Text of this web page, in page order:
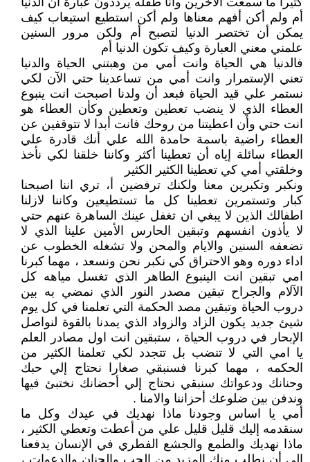
أم ولم أكن أفهم معناها ولم أكن استطيع استيعاب كيف
يمكن أن تختصر الدنيا لتصبح أم ولكن مرور السنين
علمني معني العبارة وكيف تكون الدنيا أم
فالدنيا هي الحياة وانت أمي من وهبتني الحياة والدنيا
تعني الإستمرار وانت أمي من تساعدينا حتي الآن لكي
نستمر علي قيد الحياة فبعد أن ولدنا اصبحت انت ينبوع
العطاء الذي لا ينضب تعطين وتعطين وكأن العطاء هو
انت حتي وأن اعطيتنا من روحك فانت أبدا لا تتوقفين عن
العطاء راضية باسمة حامدة الله علي أنك قادرة علي
العطاء سائلة إياه أن تعطينا أكثر وكاننا خلقنا لكي نأخذ
وخلقتي أمي كي تعطينا الكثير الكثير
ونكبر وتكبرين معنا ولكنك ترفضين أ، تري اننا اصبحنا
كبار وتستمرين تعطينا كل ما تستطيعين وكاننا لازلنا
اطفالك الذين لا يبغي ان تغفل عينك الساهرة عنهم حتي
لا يأذون انفسهم وتبقين الحارس الأمين علينا الذي لا
تضعفه السنين والايام والمحن ولا تشغله الخطوب عن
اداء دوره وهو الاحتراق كي نكبر نحن ونسعد ، مهما كبرنا
امي تبقين انت الينبوع الطاهر الذي تغسل مياهه كل
الآلام والجراح تبقين مصدر النور الذي نمضي به بين
دروب الحياة وتبقين مصد الحكمة التي تعلمنا في كل يوم
شيئ جديد يكون الزاد والزواد الذي يمدنا بالقوة لنواصل
الإبحار في دروب الحياة ، ستبقين انت اول مصادر العلم
يا امي التي لا تنضب بل تتجدد لكي تعلمنا الكثير من
الحكمه ، مهما كبرنا فسنبقي صغارا نحتاج إلي حبك
وحنانك ودعواتك سنبقي نحتاج إلي أحضانك نختبئ فيها
وندفن بين ضلوعك أحزاننا والامنا .
أمي يا اساس وجودنا ماذا نهديك في عيدك وكل ما
سنقدمه إليك قليل قليل علي من أعطت وتعطي الكثير ،
ماذا نهديك والطمع والجشع الفطري في الإنسان يدفعنا